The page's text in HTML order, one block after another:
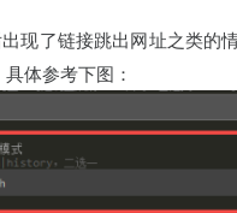
现了链接跳出网址之类的
体参考下图：